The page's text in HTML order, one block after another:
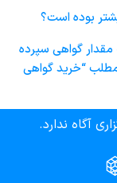
بوده است؟
گواهی سپرده
“خرید گواهی
آگاه ندارد.